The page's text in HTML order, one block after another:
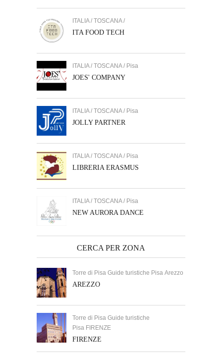
ITALIA / TOSCANA /
ITA FOOD TECH
ITALIA / TOSCANA / Pisa
JOES' COMPANY
ITALIA / TOSCANA / Pisa
JOLLY PARTNER
ITALIA / TOSCANA / Pisa
LIBRERIA ERASMUS
ITALIA / TOSCANA / Pisa
NEW AURORA DANCE
CERCA PER ZONA
Torre di Pisa Guide turistiche Pisa Arezzo
AREZZO
Torre di Pisa Guide turistiche
Pisa FIRENZE
FIRENZE